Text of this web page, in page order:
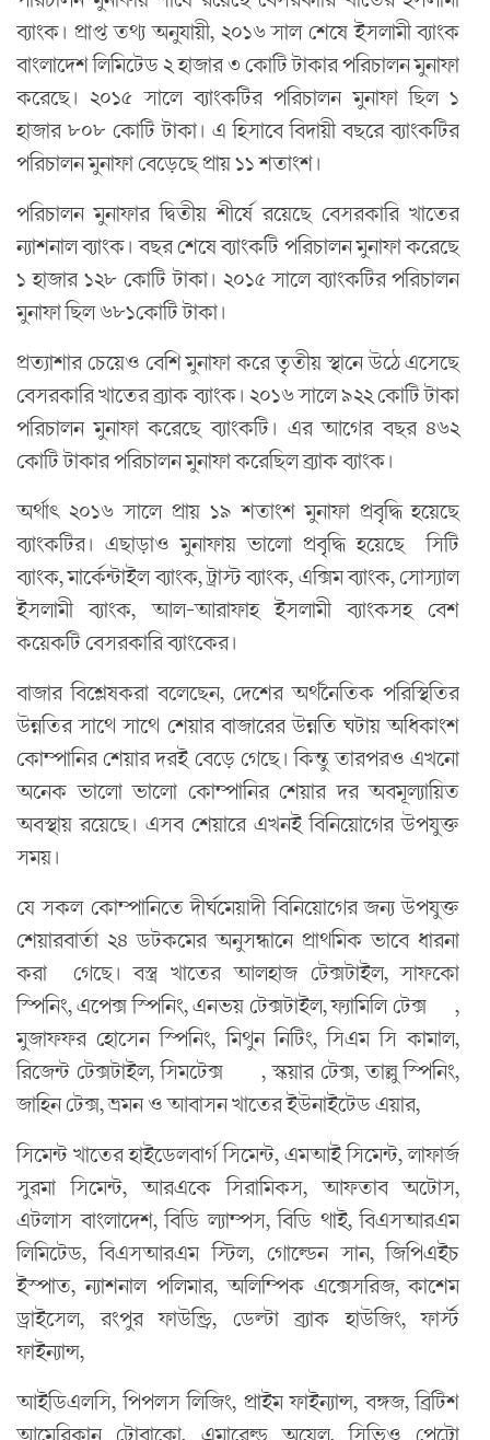
ব্যাংক। প্রাপ্ত তথ্য অনুযায়ী, ২০১৬ সাল শেষে ইসলামী ব্যাংক
বাংলাদেশ লিমিটেড ২ হাজার ৩ কোটি টাকার পরিচালন মুনাফা
করেছে। ২০১৫ সালে ব্যাংকটির পরিচালন মুনাফা ছিল ১
হাজার ৮০৮ কোটি টাকা। এ হিসাবে বিদায়ী বছরে ব্যাংকটির
পরিচালন মুনাফা বেড়েছে প্রায় ১১ শতাংশ।
পরিচালন মুনাফার দ্বিতীয় শীর্ষে রয়েছে বেসরকারি খাতের
ন্যাশনাল ব্যাংক। বছর শেষে ব্যাংকটি পরিচালন মুনাফা করেছে
১ হাজার ১২৮ কোটি টাকা। ২০১৫ সালে ব্যাংকটির পরিচালন
মুনাফা ছিল ৬৮১কোটি টাকা।
প্রত্যাশার চেয়েও বেশি মুনাফা করে তৃতীয় স্থানে উঠে এসেছে
বেসরকারি খাতের ব্র্যাক ব্যাংক। ২০১৬ সালে ৯২২ কোটি টাকা
পরিচালন মুনাফা করেছে ব্যাংকটি। এর আগের বছর ৪৬২
কোটি টাকার পরিচালন মুনাফা করেছিল ব্র্যাক ব্যাংক।
অর্থাৎ ২০১৬ সালে প্রায় ১৯ শতাংশ মুনাফা প্রবৃদ্ধি হয়েছে
ব্যাংকটির। এছাড়াও মুনাফায় ভালো প্রবৃদ্ধি হয়েছে সিটি
ব্যাংক, মার্কেন্টাইল ব্যাংক, ট্রাস্ট ব্যাংক, এক্সিম ব্যাংক, সোস্যাল
ইসলামী ব্যাংক, আল-আরাফাহ ইসলামী ব্যাংকসহ বেশ
কয়েকটি বেসরকারি ব্যাংকের।
বাজার বিশ্লেষকরা বলেছেন, দেশের অর্থনৈতিক পরিস্থিতির
উন্নতির সাথে সাথে শেয়ার বাজারের উন্নতি ঘটায় অধিকাংশ
কোম্পানির শেয়ার দরই বেড়ে গেছে। কিন্তু তারপরও এখনো
অনেক ভালো ভালো কোম্পানির শেয়ার দর অবমূল্যায়িত
অবস্থায় রয়েছে। এসব শেয়ারে এখনই বিনিয়োগের উপযুক্ত
সময়।
যে সকল কোম্পানিতে দীর্ঘমেয়াদী বিনিয়োগের জন্য উপযুক্ত
শেয়ারবার্তা ২৪ ডটকমের অনুসন্ধানে প্রাথমিক ভাবে ধারনা
করা গেছে। বস্ত্র খাতের আলহাজ টেক্সটাইল, সাফকো
স্পিনিং, এপেক্স স্পিনিং, এনভয় টেক্সটাইল, ফ্যামিলি টেক্স ,
মুজাফফর হোসেন স্পিনিং, মিথুন নিটিং, সিএম সি কামাল,
রিজেন্ট টেক্সটাইল, সিমটেক্স , স্কয়ার টেক্স, তাল্লু স্পিনিং,
জাহিন টেক্স, ভ্রমন ও আবাসন খাতের ইউনাইটেড এয়ার,
সিমেন্ট খাতের হাইডেলবার্গ সিমেন্ট, এমআই সিমেন্ট, লাফার্জ
সুরমা সিমেন্ট, আরএকে সিরামিকস, আফতাব অটোস,
এটলাস বাংলাদেশ, বিডি ল্যাম্পস, বিডি থাই, বিএসআরএম
লিমিটেড, বিএসআরএম স্টিল, গোল্ডেন সান, জিপিএইচ
ইস্পাত, ন্যাশনাল পলিমার, অলিম্পিক এক্সেসরিজ, কাশেম
ড্রাইসেল, রংপুর ফাউন্ড্রি, ডেল্টা ব্র্যাক হাউজিং, ফার্স্ট
ফাইন্যান্স,
আইডিএলসি, পিপলস লিজিং, প্রাইম ফাইন্যান্স, বঙ্গজ, ব্রিটিশ
আমেরিকান টোবাকো, এমারেল্ড অয়েল, সিভিও পেট্রো